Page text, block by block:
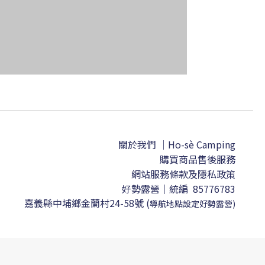
關於我們 ｜Ho-sè Camping
購買商品售後服務
網站服務條款及隱私政策
好勢露營｜ 統編 85776783
嘉義縣中埔鄉金蘭村24-58號 (導航地點設定好勢露營)